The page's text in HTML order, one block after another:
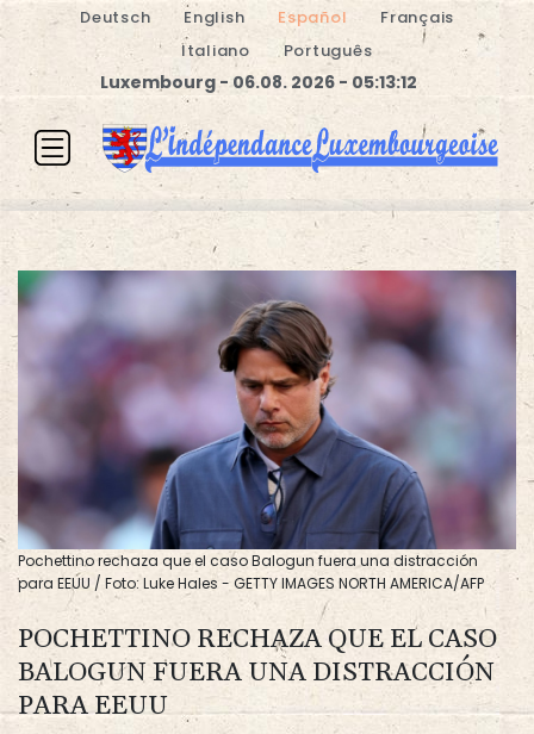
Deutsch English Español
Français
Italiano
Português
Luxembourg - 06.08. 2026 - 05:13:12
Pochettino rechaza que el caso Balogun fuera una distracción
para EEUU / Foto: Luke Hales - GETTY IMAGES NORTH AMERICA/AFP
POCHETTINO RECHAZA QUE EL CASO
BALOGUN FUERA UNA DISTRACCIÓN
PARA EEUU